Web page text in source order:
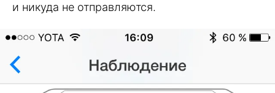
и никуда не отправляются.